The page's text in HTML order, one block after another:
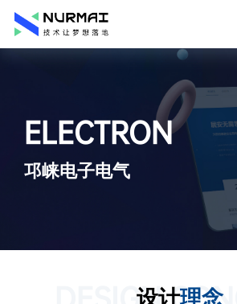
ELECTRON
邛崃电子电气